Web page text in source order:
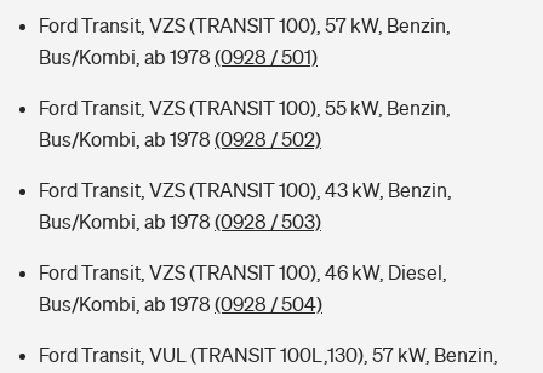
Ford Transit, VZS (TRANSIT 100), 57 kW, Benzin,
Bus/Kombi, ab 1978 (0928 / 501)
Ford Transit, VZS (TRANSIT 100), 55 kW, Benzin,
Bus/Kombi, ab 1978 (0928 / 502)
Ford Transit, VZS (TRANSIT 100), 43 kW, Benzin,
Bus/Kombi, ab 1978 (0928 / 503)
Ford Transit, VZS (TRANSIT 100), 46 kW, Diesel,
Bus/Kombi, ab 1978 (0928 / 504)
Ford Transit, VUL (TRANSIT 100L,130), 57 kW, Benzin,